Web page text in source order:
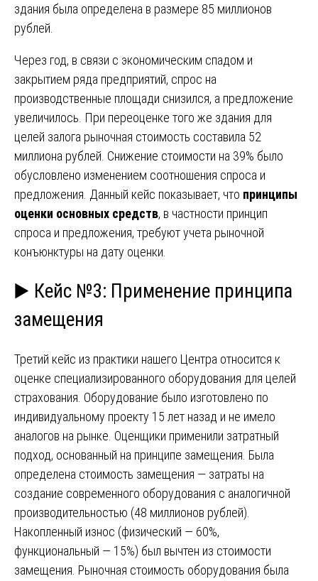
здания была определена в размере 85 миллионов
рублей.
Через год, в связи с экономическим спадом и
закрытием ряда предприятий, спрос на
производственные площади снизился, а предложение
увеличилось. При переоценке того же здания для
целей залога рыночная стоимость составила 52
миллиона рублей. Снижение стоимости на 39% было
обусловлено изменением соотношения спроса и
предложения. Данный кейс показывает, что принципы
оценки основных средств, в частности принцип
спроса и предложения, требуют учета рыночной
конъюнктуры на дату оценки.
▶️ Кейс №3: Применение принципа
замещения
Третий кейс из практики нашего Центра относится к
оценке специализированного оборудования для целей
страхования. Оборудование было изготовлено по
индивидуальному проекту 15 лет назад и не имело
аналогов на рынке. Оценщики применили затратный
подход, основанный на принципе замещения. Была
определена стоимость замещения — затраты на
создание современного оборудования с аналогичной
производительностью (48 миллионов рублей).
Накопленный износ (физический — 60%,
функциональный — 15%) был вычтен из стоимости
замещения. Рыночная стоимость оборудования была